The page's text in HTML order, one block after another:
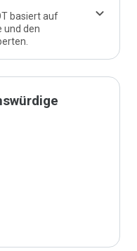
basiert auf
und den